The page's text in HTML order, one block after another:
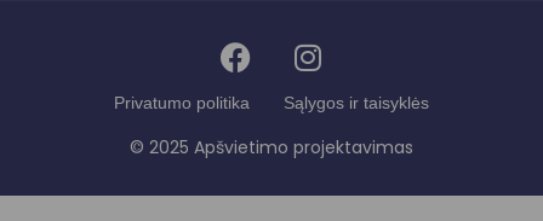
Privatumo politika Sąlygos ir taisyklės
© 2025 Apšvietimo projektavimas